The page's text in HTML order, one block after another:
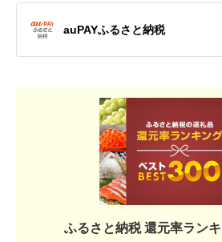
auPAYふるさと納税
ふるさと納税 還元率ラン